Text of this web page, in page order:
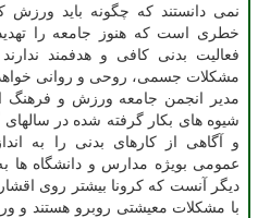
نمی دانستند که چگونه باید ورزش
خطری است که هنوز جامعه را
فعالیت بدنی کافی و هدفمند
مشکلات جسمی، روحی و روانی
مدیر انجمن جامعه ورزش و فرهنگ
شیوه های بکار گرفته شده در
و آگاهی از کارهای بدنی را به
عمومی بویژه مدارس و دانشگاه ها
دیگر آنست که کرونا بیشتر روی
با مشکلات معیشتی روبرو هستند و